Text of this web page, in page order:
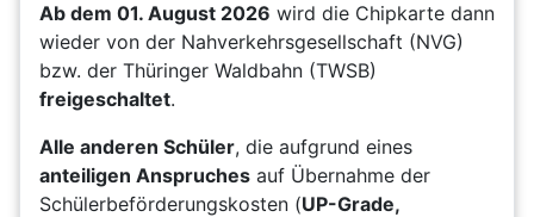
Ab dem 01. August 2026 wird die Chipkarte dann
wieder von der Nahverkehrsgesellschaft (NVG)
bzw. der Thüringer Waldbahn (TWSB)
freigeschaltet.
Alle anderen Schüler, die aufgrund eines
anteiligen Anspruches auf Übernahme der
Schülerbeförderungskosten (UP-Grade,